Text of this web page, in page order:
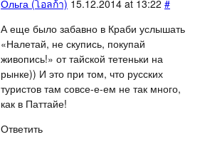
Ольга (โอลก้า) 15.12.2014 at 13:22 #
А еще было забавно в Краби услышать
«Налетай, не скупись, покупай
живопись!» от тайской тетеньки на
рынке)) И это при том, что русских
туристов там совсе-е-ем не так много,
как в Паттайе!
Ответить